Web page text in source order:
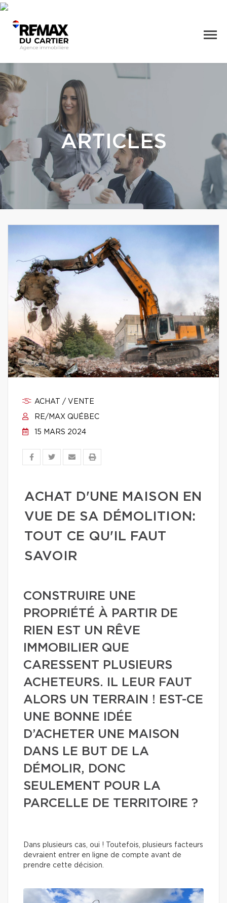
ARTICLES
ACHAT / VENTE
RE/MAX QUÉBEC
15 MARS 2024
ACHAT D'UNE MAISON EN
VUE DE SA DÉMOLITION:
TOUT CE QU'IL FAUT
SAVOIR
CONSTRUIRE UNE
PROPRIÉTÉ À PARTIR DE
RIEN EST UN RÊVE
IMMOBILIER QUE
CARESSENT PLUSIEURS
ACHETEURS. IL LEUR FAUT
ALORS UN TERRAIN ! EST-CE
UNE BONNE IDÉE
D’ACHETER UNE MAISON
DANS LE BUT DE LA
DÉMOLIR, DONC
SEULEMENT POUR LA
PARCELLE DE TERRITOIRE ?
Dans plusieurs cas, oui ! Toutefois, plusieurs facteurs
devraient entrer en ligne de compte avant de
prendre cette décision.